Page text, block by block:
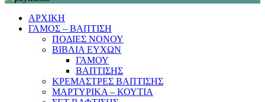
ΑΡΧΙΚΗ
ΓΑΜΟΣ – ΒΑΠΤΙΣΗ
ΠΟΔΙΕΣ ΝΟΝΟΥ
ΒΙΒΛΙΑ ΕΥΧΩΝ
ΓΑΜΟΥ
ΒΑΠΤΙΣΗΣ
ΚΡΕΜΑΣΤΡΕΣ ΒΑΠΤΙΣΗΣ
ΜΑΡΤΥΡΙΚΑ – ΚΟΥΤΙΑ